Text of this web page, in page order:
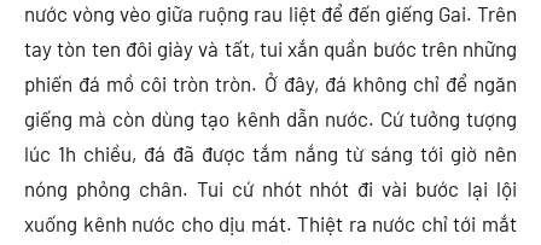
nước vòng vèo giữa ruộng rau liệt để đến giếng Gai. Trên
tay tòn ten đôi giày và tất, tui xắn quần bước trên những
phiến đá mồ côi tròn tròn. Ở đây, đá không chỉ để ngăn
giếng mà còn dùng tạo kênh dẫn nước. Cứ tưởng tượng
lúc 1h chiều, đá đã được tắm nắng từ sáng tới giờ nên
nóng phỏng chân. Tui cứ nhót nhót đi vài bước lại lội
xuống kênh nước cho dịu mát. Thiệt ra nước chỉ tới mắt